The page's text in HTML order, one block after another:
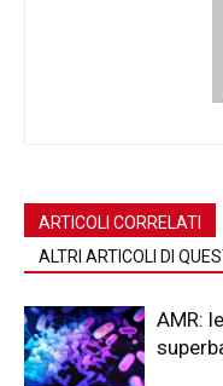
ARTICOLI CORRELATI
ALTRI ARTICOLI DI
AMR: